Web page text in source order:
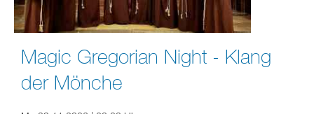
Magic Gregorian Night - Klang
der Mönche